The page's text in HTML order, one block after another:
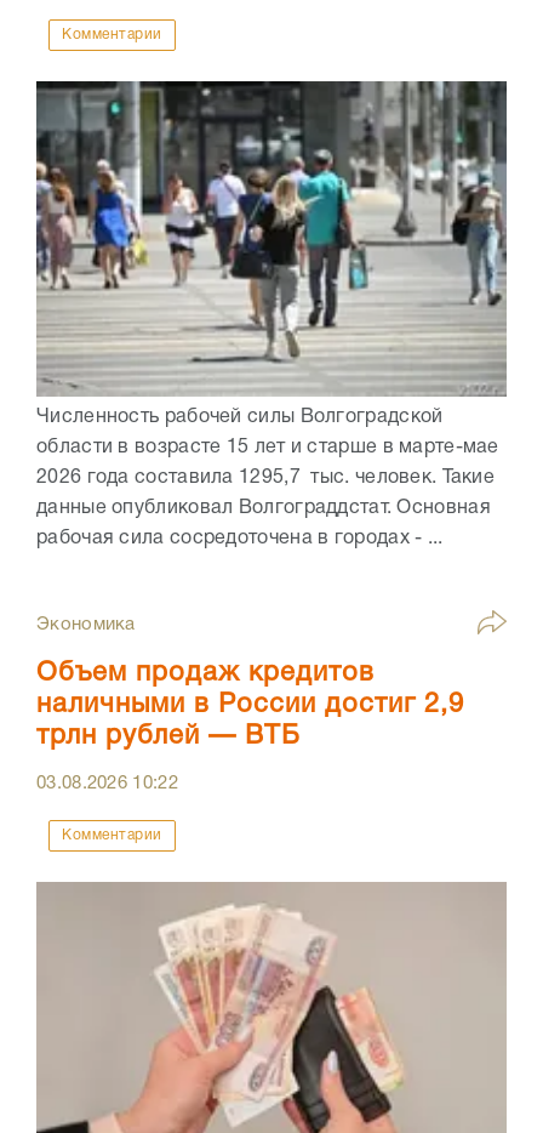
Комментарии
Численность рабочей силы Волгоградской
области в возрасте 15 лет и старше в марте-мае
2026 года составила 1295,7 тыс. человек. Такие
данные опубликовал Волгограддстат. Основная
рабочая сила сосредоточена в городах - ...
Экономика
Объем продаж кредитов
наличными в России достиг 2,9
трлн рублей — ВТБ
03.08.2026 10:22
Комментарии